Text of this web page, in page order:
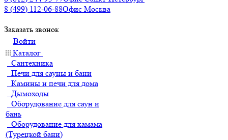
8 (499) 112-06-88Офис Москва
Заказать звонок
Войти
Каталог
Сантехника
Печи для сауны и бани
Камины и печи для дома
Дымоходы
Оборудование для саун и
бань
Оборудование для хамама
(Турецкой бани)